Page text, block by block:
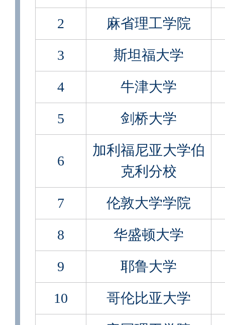
2 麻省理工学院
3 斯坦福大学
4 牛津大学
5 剑桥大学
6
加利福尼亚大学伯
克利分校
7 伦敦大学学院
8 华盛顿大学
9 耶鲁大学
10 哥伦比亚大学